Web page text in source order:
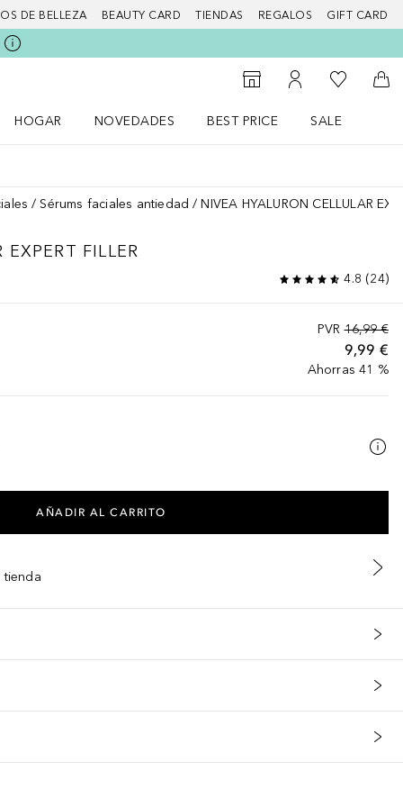
DE BELLEZA BEAUTY CARD TIENDAS REGALOS GIFT CARD
Al Storefinder
Mi cuenta
Mi lista de
A
HOGAR
NOVEDADES
BEST PRICE
SALE
Sérums faciales antiedad NIVEA HYALURON CELLULAR
EXPERT FILLER
4.8 (24)
PVR 16,99 €
9,99 €
Ahorras 41 %
AÑADIR AL CARRITO
tienda